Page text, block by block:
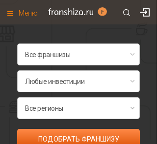
Меню
Франшизы по категориям
ПОДОБРАТЬ ФРАНШИЗУ